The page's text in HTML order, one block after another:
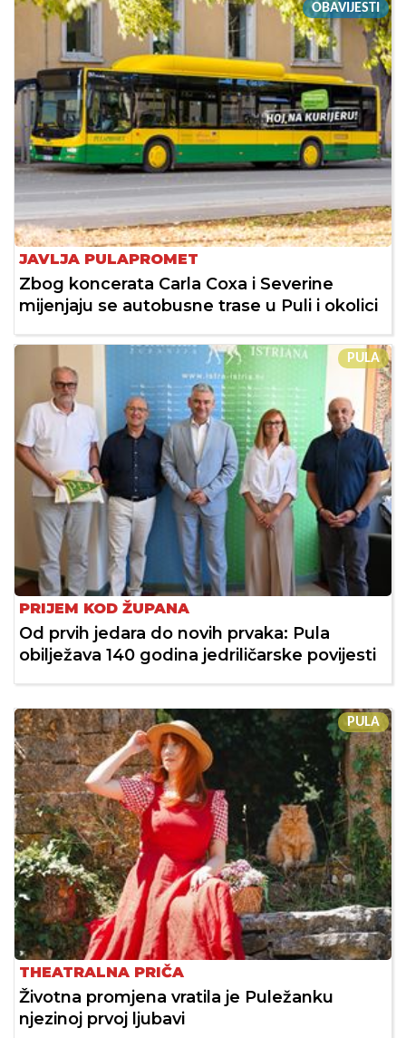
OBAVIJESTI
JAVLJA PULAPROMET
Zbog koncerata Carla Coxa i Severine
mijenjaju se autobusne trase u Puli i okolici
PULA
PRIJEM KOD ŽUPANA
Od prvih jedara do novih prvaka: Pula
obilježava 140 godina jedriličarske povijesti
PULA
THEATRALNA PRIČA
Životna promjena vratila je Puležanku
njezinoj prvoj ljubavi